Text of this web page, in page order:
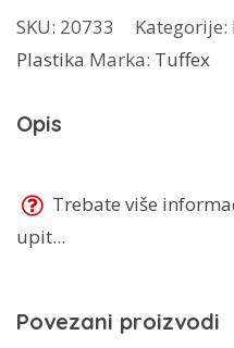
8054
količina
SKU: 20733 Kategorije:
Plastika Marka: Tuffex
Opis
Trebate više
upit...
Povezani proizvodi